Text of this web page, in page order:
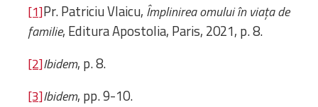
[1]Pr. Patriciu Vlaicu, Împlinirea omului în viața de
familie, Editura Apostolia, Paris, 2021, p. 8.
[2]Ibidem, p. 8.
[3]Ibidem, pp. 9-10.